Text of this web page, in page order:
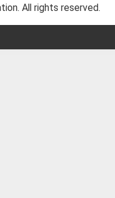
All rights reserved.